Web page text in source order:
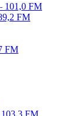
101,0 FM
FM
FM
FM